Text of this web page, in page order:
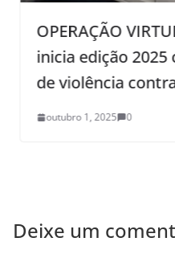
OPERAÇÃO
inicia edição 2025
de violência
outubro 1, 2025 0
Deixe um